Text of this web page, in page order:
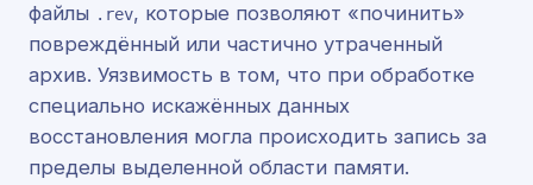
файлы .rev, которые позволяют «починить»
повреждённый или частично утраченный
архив. Уязвимость в том, что при обработке
специально искажённых данных
восстановления могла происходить запись за
пределы выделенной области памяти.